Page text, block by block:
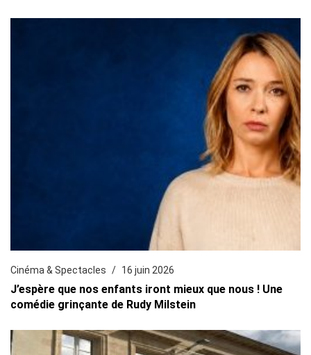
Cinéma & Spectacles 16 juin 2026
J’espère que nos enfants iront mieux que nous ! Une
comédie grinçante de Rudy Milstein